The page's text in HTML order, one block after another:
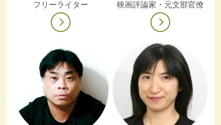
フリーライター 映画評論家・元文部官僚